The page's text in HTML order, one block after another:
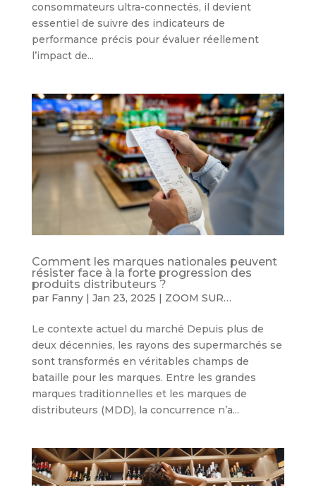
consommateurs ultra-connectés, il devient
essentiel de suivre des indicateurs de
performance précis pour évaluer réellement
l’impact de...
Comment les marques nationales peuvent
résister face à la forte progression des
produits distributeurs ?
par Fanny| Jan 23, 2025 | ZOOM SUR…
Le contexte actuel du marché Depuis plus de
deux décennies, les rayons des supermarchés se
sont transformés en véritables champs de
bataille pour les marques. Entre les grandes
marques traditionnelles et les marques de
distributeurs (MDD), la concurrence n’a...